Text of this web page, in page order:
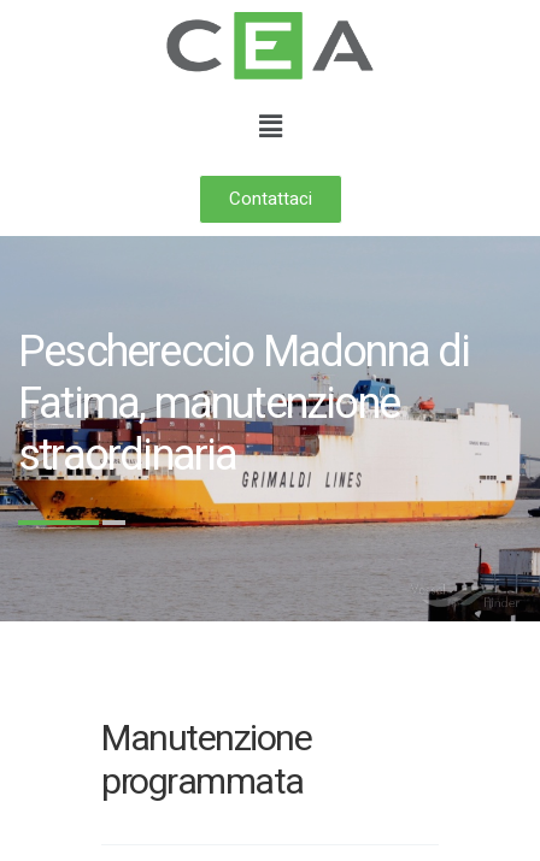
Contattaci
Peschereccio Madonna di
Fatima, manutenzione
straordinaria
Manutenzione
programmata